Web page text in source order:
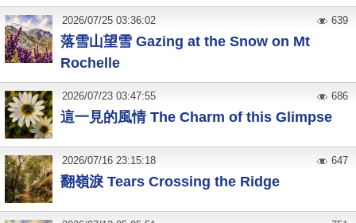
落雪山望雪 Gazing at the Snow on Mt
Rochelle
2026/07/25 03:36:02 639
這一見的風情 The Charm of this Glimpse
2026/07/23 03:47:55 686
翻嶺淚 Tears Crossing the Ridge
2026/07/16 23:15:18 647